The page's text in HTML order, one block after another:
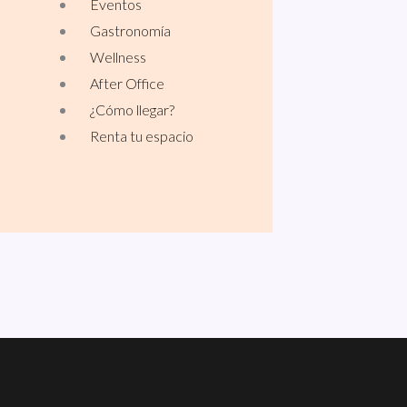
Eventos
Gastronomía
Wellness
After Office
¿Cómo llegar?
Renta tu espacio